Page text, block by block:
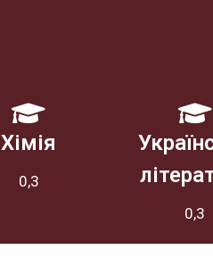
Хімія
0,3
0,3